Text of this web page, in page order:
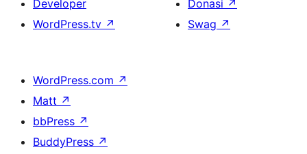
Developer
WordPress.tv ↗
Donasi ↗
Swag ↗
WordPress.com ↗
Matt ↗
bbPress ↗
BuddyPress ↗